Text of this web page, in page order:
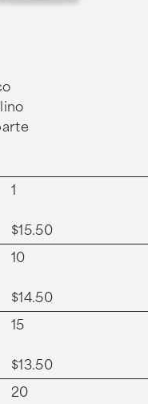
1
$15.50
10
$14.50
15
$13.50
20